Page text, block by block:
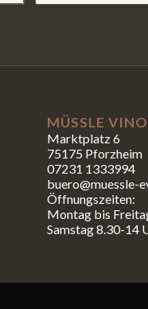
MÜSSLE
Marktplatz 6
75175 Pforzheim
07231 1333994
buero@muessle-
Öffnungszeiten:
Montag bis
Samstag 8.30-14